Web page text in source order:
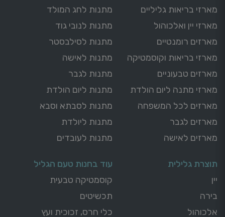
מארזי בריאות גליליים
מארזי יין ואלכוהול
מארזים רומנטיים
מארזי בריאות וקוסמטיקה
מארזים טבעוניים
מארזי מתנה ליום הולדת
מארזים לכל המשפחה
מארזים לגבר
מארזים לאישה
מתנות לחג המולד
מתנות לנובי גוד
מתנות לסילבסטר
מתנות לאישה
מתנות לגבר
מתנות ליום הולדת
מתנות לסבתא וסבא
מתנות ליולדת
מתנות לעובדים
תוצרת גלילית
יין
בירה
אלכוהול
עוד בחנות טעם הגליל
קוסמטיקה טבעית
תכשיטים
כלי חרס, זכוכית ועץ